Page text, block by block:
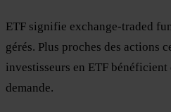
ETF signifie exchange-traded
gérés. Plus proches des actions
investisseurs en ETF
demande.